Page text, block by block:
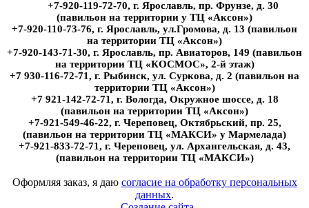
+7-920-119-72-70, г. Ярославль, пр. Фрунзе, д. 30
(павильон на территории у ТЦ «Аксон»)
+7-920-110-73-76, г. Ярославль, ул.Громова, д. 13 (павильон
на территории ТЦ «Аксон»)
+7-920-143-71-30, г. Ярославль, пр. Авиаторов, 149 (павильон
на территории ТЦ «КОСМОС», 2-й этаж)
+7 930-116-72-71, г. Рыбинск, ул. Суркова, д. 2 (павильон на
территории ТЦ «Аксон»)
+7 921-142-72-71, г. Вологда, Окружное шоссе, д. 18
(павильон на территории ТЦ «Аксон»)
+7-921-549-46-22, г. Череповец, Октябрьский, пр. 25,
(павильон на территории ТЦ «МАКСИ» у Мармелада)
+7-921-833-72-71, г. Череповец, ул. Архангельская, д. 43,
(павильон на территории ТЦ «МАКСИ»)
Оформляя заказ, я даю согласие на обработку персональных
данных.